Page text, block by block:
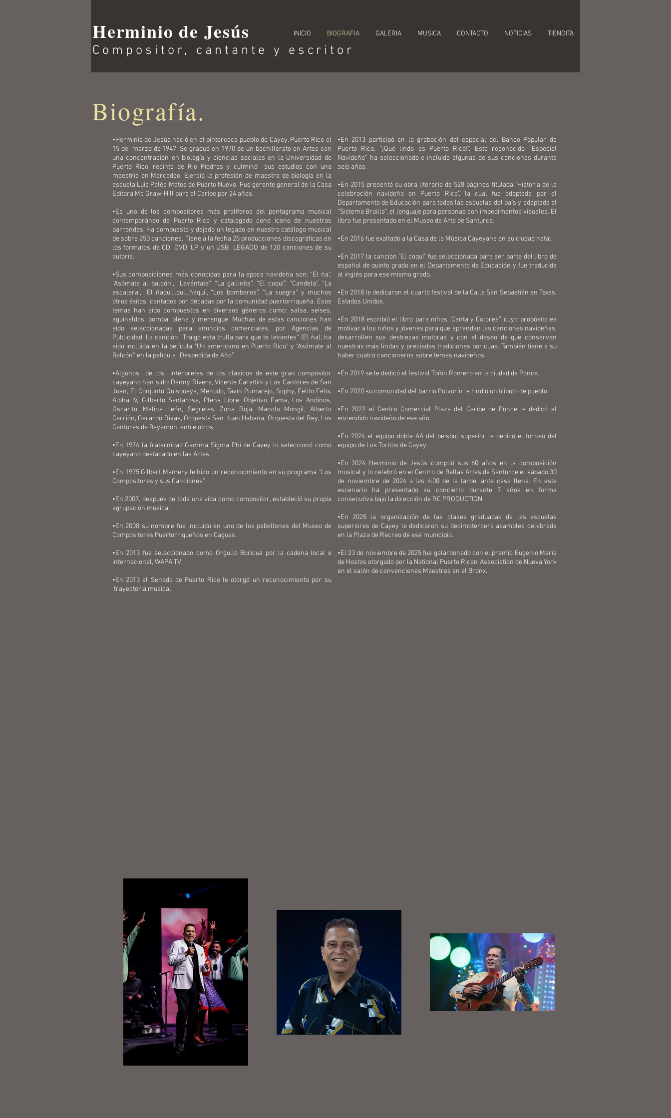
Herminio de Jesús
Compositor, cantante y escritor
INICIO BIOGRAFIA GALERIA MUSICA CONTACTO NOTICIAS TIENDITA
Biografía.
•Herminio de Jesús nació en el pintoresco pueblo de Cayey, Puerto Rico el
15 de marzo de 1947. Se graduó en 1970 de un bachillerato en Artes con
una concentración en biología y ciencias sociales en la Universidad de
Puerto Rico, recinto de Rio Piedras y culminó sus estudios con una
maestría en Mercadeo. Ejerció la profesión de maestro de biología en la
escuela Luis Palés Matos de Puerto Nuevo. Fue gerente general de la Casa
Editora Mc Graw-Hill para el Caribe por 24 años.
•Es uno de los compositores más prolíferos del pentagrama musical
contemporáneo de Puerto Rico y catalogado cono ícono de nuestras
parrandas. Ha compuesto y dejado un legado en nuestro catálogo musical
de sobre 250 canciones. Tiene a la fecha 25 producciones discográficas en
los formatos de CD, DVD, LP y un USB LEGADO de 120 canciones de su
autoría.
•Sus composiciones más conocidas para la época navideña son: “El ña”,
“Asómate al balcón”, “Levántate”, “La gallinita”, “El coquí”, “Candela”, “La
escalera”, “El ñaqui…qui…ñaqui”, “Los bomberos”, “La suegra” y muchos
otros éxitos, cantados por décadas por la comunidad puertorriqueña. Esos
temas han sido compuestos en diversos géneros como: salsa, seises,
aguinaldos, bomba, plena y merengue. Muchas de estas canciones han
sido seleccionadas para anuncios comerciales, por Agencias de
Publicidad. La canción “Traigo esta trulla para que te levantes” (El ña), ha
sido incluida en la película "Un americano en Puerto Rico" y “Asómate al
Balcón” en la película “Despedida de Año”.
•Algunos de los Intérpretes de los clásicos de este gran compositor
cayeyano han sido: Danny Rivera, Vicente Carattini y Los Cantores de San
Juan, El Conjunto Quisqueya, Menudo, Tavín Pumarejo, Sophy, Felito Félix,
Alpha IV, Gilberto Santarosa, Plena Libre, Objetivo Fama, Los Andinos,
Oscarito, Melina León, Segreles, Zona Roja, Manolo Mongil, Alberto
Carrión, Gerardo Rivas, Orquesta San Juan Habana, Orquesta del Rey, Los
Cantores de Bayamon, entre otros.
•En 1974 la fraternidad Gamma Sigma Phi de Cayey lo seleccionó como
cayeyano destacado en las Artes.
•En 1975 Gilbert Mamery le hizo un reconocimiento en su programa “Los
Compositores y sus Canciones”.
•En 2007, después de toda una vida como compositor, estableció su propia
agrupación musical.
•En 2008 su nombre fue incluido en uno de los pabellones del Museo de
Compositores Puertorriqueños en Caguas.
•En 2013 fue seleccionado como Orgullo Boricua por la cadena local e
internacional, WAPA TV.
•En 2013 el Senado de Puerto Rico le otorgó un reconocimiento por su
trayectoria musical.
•En 2013 participó en la grabación del especial del Banco Popular de
Puerto Rico, "¡Qué lindo es Puerto Rico!". Este reconocido “Especial
Navideño” ha seleccionado e incluido algunas de sus canciones durante
seis años.
•En 2015 presentó su obra literaria de 528 páginas titulada "Historia de la
celebración navideña en Puerto Rico", la cual fue adoptada por el
Departamento de Educación para todas las escuelas del país y adaptada al
“Sistema Braille”, el lenguaje para personas con impedimentos visuales. El
libro fue presentado en el Museo de Arte de Santurce.
•En 2016 fue exaltado a la Casa de la Música Cayeyana en su ciudad natal.
•En 2017 la canción "El coquí" fue seleccionada para ser parte del libro de
español de quinto grado en el Departamento de Educación y fue traducida
al inglés para ese mismo grado.
•En 2018 le dedicaron el cuarto festival de la Calle San Sebastián en Texas,
Estados Unidos.
•En 2018 escribió el libro para niños "Canta y Colorea”, cuyo propósito es
motivar a los niños y jóvenes para que aprendan las canciones navideñas,
desarrollen sus destrezas motoras y con el deseo de que conserven
nuestras más lindas y preciadas tradiciones boricuas. También tiene a su
haber cuatro cancioneros sobre temas navideños.
•En 2019 se le dedicó el festival Toñín Romero en la ciudad de Ponce.
•En 2020 su comunidad del barrio Polvorín le rindió un tributo de pueblo.
•En 2022 el Centro Comercial Plaza del Caribe de Ponce le dedicó el
encendido navideño de ese año.
•En 2024 el equipo doble AA del beisbol superior le dedicó el torneo del
equipo de Los Toritos de Cayey.
•En 2024 Herminio de Jesús cumplió sus 60 años en la composición
musical y lo celebró en el Centro de Bellas Artes de Santurce el sábado 30
de noviembre de 2024 a las 4:00 de la tarde, ante casa llena. En este
escenario ha presentado su concierto durante 7 años en forma
consecutiva bajo la dirección de RC PRODUCTION.
•En 2025 la organización de las clases graduadas de las escuelas
superiores de Cayey le dedicaron su decimotercera asamblea celebrada
en la Plaza de Recreo de ese municipio.
•El 23 de noviembre de 2025 fue galardonado con el premio Eugenio María
de Hostos otorgado por la National Puerto Rican Association de Nueva York
en el salón de convenciones Maestros en el Bronx.